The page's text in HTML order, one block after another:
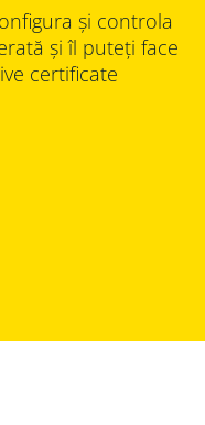
și controla
și îl puteți face
certificate